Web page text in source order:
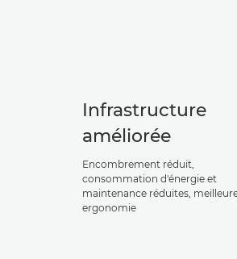
Infrastructure
améliorée
Encombrement réduit,
consommation d'énergie et
maintenance réduites,
ergonomie